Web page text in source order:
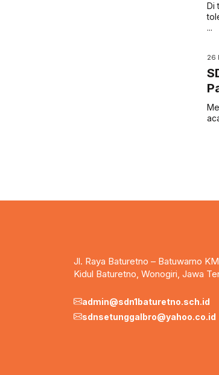
Di
...
26
Jl. Raya Baturetno – Batuwarno
Kidul Baturetno, Wonogiri, Jawa
admin@sdn1baturetno.sch.id
sdnsetunggalbro@yahoo.co.id